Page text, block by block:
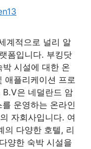
계적으로 널리 알
폼입니다. 부킹닷
시설에 대한 온
애플리케이션 프로
은 네덜란드 암
운영하는 온라인
자회사입니다. 여
의 다양한 호텔, 리
양한 숙박 시설을